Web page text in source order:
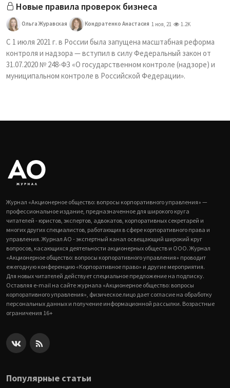
Новые правила проверок бизнеса
Ольга Журавская Кондратенко Анастасия 1 ноя, 21 1.2K
С 1 июля 2021 г. в России была запущена масштабная реформа
контроля и надзора — вступил в силу Федеральный закон от
31.07.2020 № 248-ФЗ «О государственном контроле (надзоре) и
муниципальном контроле в Российской Федерации».
Журнал «Акционерное общество: вопросы корпоративного управления» —
профессиональное издание, предназначенное для широкого круга
читателей - юристов, экспертов, адвокатов, корпоративных секретарей и
многих других специалистов, работающих в сфере корпоративного права и
управления. Журнал АО - экспертный канал освещающий широкий круг
вопросов, касающихся деятельности акционерных обществ и ООО. Журнал
«Акционерное общество: вопросы корпоративного управления» проводит
ежегодную конференцию «Корпоративное право» и другие мероприятия.
Для новых читателей действует специальное предложение на подписку.
Оставляя e-mail на сайте журнала «Акционерное общество: вопросы
корпоративного управления», физическое лицо дает согласие на обработку
персональных данных и получение информационной рассылки. Возрастные
ограничения 16+
Популярные статьи